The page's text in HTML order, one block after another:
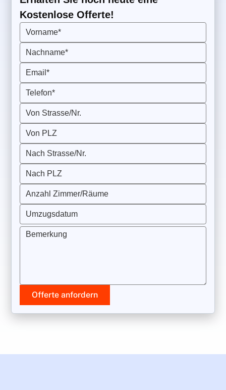
Kostenlose Offerte!
Vorname*
Nachname*
Email*
Telefon*
Von Strasse/Nr.
Von PLZ
Nach Strasse/Nr.
Nach PLZ
Anzahl Zimmer/Räume
Umzugsdatum
Bemerkung
Offerte anfordern